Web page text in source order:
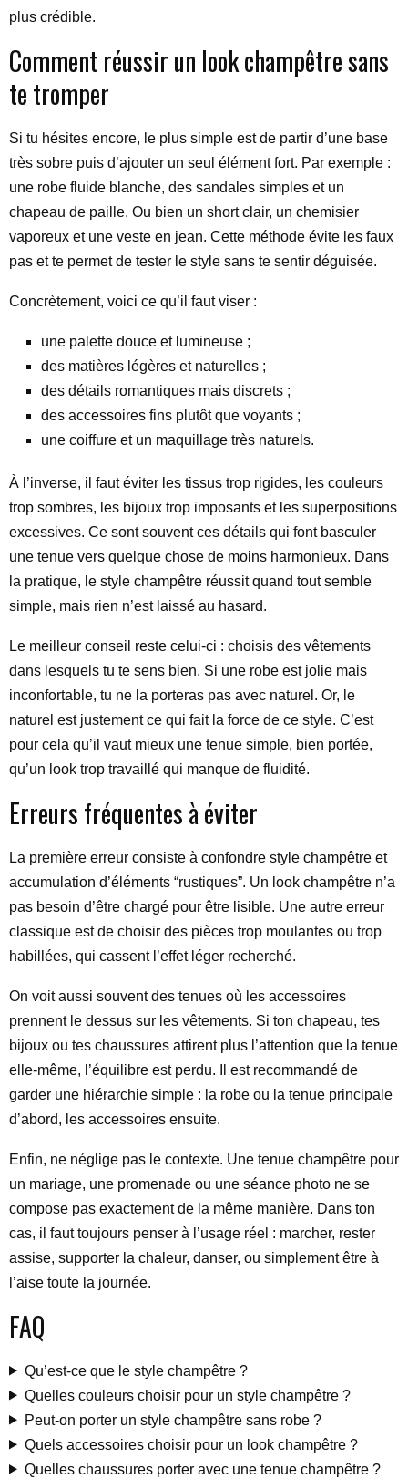
plus crédible.
Comment réussir un look champêtre sans
te tromper
Si tu hésites encore, le plus simple est de partir d’une base
très sobre puis d’ajouter un seul élément fort. Par exemple :
une robe fluide blanche, des sandales simples et un
chapeau de paille. Ou bien un short clair, un chemisier
vaporeux et une veste en jean. Cette méthode évite les faux
pas et te permet de tester le style sans te sentir déguisée.
Concrètement, voici ce qu’il faut viser :
une palette douce et lumineuse ;
des matières légères et naturelles ;
des détails romantiques mais discrets ;
des accessoires fins plutôt que voyants ;
une coiffure et un maquillage très naturels.
À l’inverse, il faut éviter les tissus trop rigides, les couleurs
trop sombres, les bijoux trop imposants et les superpositions
excessives. Ce sont souvent ces détails qui font basculer
une tenue vers quelque chose de moins harmonieux. Dans
la pratique, le style champêtre réussit quand tout semble
simple, mais rien n’est laissé au hasard.
Le meilleur conseil reste celui-ci : choisis des vêtements
dans lesquels tu te sens bien. Si une robe est jolie mais
inconfortable, tu ne la porteras pas avec naturel. Or, le
naturel est justement ce qui fait la force de ce style. C’est
pour cela qu’il vaut mieux une tenue simple, bien portée,
qu’un look trop travaillé qui manque de fluidité.
Erreurs fréquentes à éviter
La première erreur consiste à confondre style champêtre et
accumulation d’éléments “rustiques”. Un look champêtre n’a
pas besoin d’être chargé pour être lisible. Une autre erreur
classique est de choisir des pièces trop moulantes ou trop
habillées, qui cassent l’effet léger recherché.
On voit aussi souvent des tenues où les accessoires
prennent le dessus sur les vêtements. Si ton chapeau, tes
bijoux ou tes chaussures attirent plus l’attention que la tenue
elle-même, l’équilibre est perdu. Il est recommandé de
garder une hiérarchie simple : la robe ou la tenue principale
d’abord, les accessoires ensuite.
Enfin, ne néglige pas le contexte. Une tenue champêtre pour
un mariage, une promenade ou une séance photo ne se
compose pas exactement de la même manière. Dans ton
cas, il faut toujours penser à l’usage réel : marcher, rester
assise, supporter la chaleur, danser, ou simplement être à
l’aise toute la journée.
FAQ
Qu’est-ce que le style champêtre ?
Quelles couleurs choisir pour un style champêtre ?
Peut-on porter un style champêtre sans robe ?
Quels accessoires choisir pour un look champêtre ?
Quelles chaussures porter avec une tenue champêtre ?